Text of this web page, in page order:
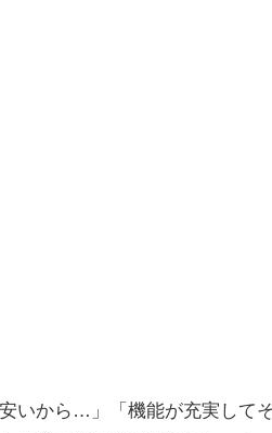
いから…」「機能が充実して